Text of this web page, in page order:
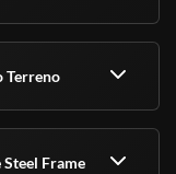
Terreno
Frame